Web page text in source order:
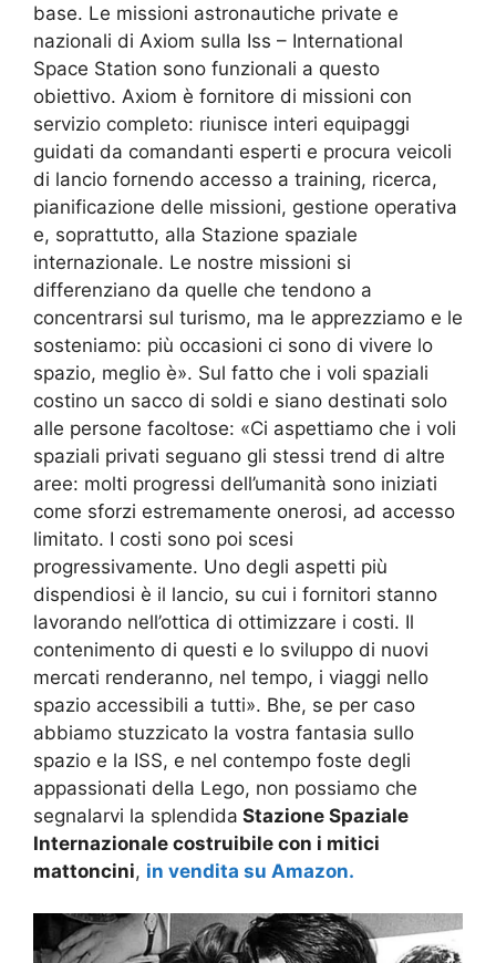
base. Le missioni astronautiche private e
nazionali di Axiom sulla Iss – International
Space Station sono funzionali a questo
obiettivo. Axiom è fornitore di missioni con
servizio completo: riunisce interi equipaggi
guidati da comandanti esperti e procura veicoli
di lancio fornendo accesso a training, ricerca,
pianificazione delle missioni, gestione operativa
e, soprattutto, alla Stazione spaziale
internazionale. Le nostre missioni si
differenziano da quelle che tendono a
concentrarsi sul turismo, ma le apprezziamo e le
sosteniamo: più occasioni ci sono di vivere lo
spazio, meglio è». Sul fatto che i voli spaziali
costino un sacco di soldi e siano destinati solo
alle persone facoltose: «Ci aspettiamo che i voli
spaziali privati ​​seguano gli stessi trend di altre
aree: molti progressi dell’umanità sono iniziati
come sforzi estremamente onerosi, ad accesso
limitato. I costi sono poi scesi
progressivamente. Uno degli aspetti più
dispendiosi è il lancio, su cui i fornitori stanno
lavorando nell’ottica di ottimizzare i costi. Il
contenimento di questi e lo sviluppo di nuovi
mercati renderanno, nel tempo, i viaggi nello
spazio accessibili a tutti». Bhe, se per caso
abbiamo stuzzicato la vostra fantasia sullo
spazio e la ISS, e nel contempo foste degli
appassionati della Lego, non possiamo che
segnalarvi la splendida Stazione Spaziale
Internazionale costruibile con i mitici
mattoncini, in vendita su Amazon.